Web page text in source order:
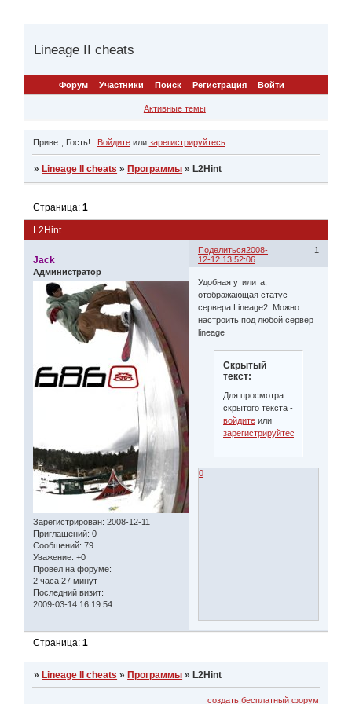
Lineage II cheats
Форум Участники Поиск Регистрация Войти
Активные темы
Привет, Гость! Войдитеили зарегистрируйтесь.
» Lineage II cheats » Программы » L2Hint
L2Hint
Страница:1
Поделиться 1
2008-
12-12 13:52:06
Jack
Администратор
Зарегистрирован: 2008-12-11
Приглашений: 0
Сообщений: 79
Уважение: +0
Провел на форуме:
2 часа 27 минут
Последний визит:
2009-03-14 16:19:54
Удобная утилита,
отображающая статус
сервера Lineage2. Можно
настроить под любой сервер
lineage
Скрытый
текст:
Для просмотра
скрытого текста -
войдитеили
зарегистрируйтесь
0
Страница:1
» Lineage II cheats » Программы » L2Hint
создать бесплатный форум